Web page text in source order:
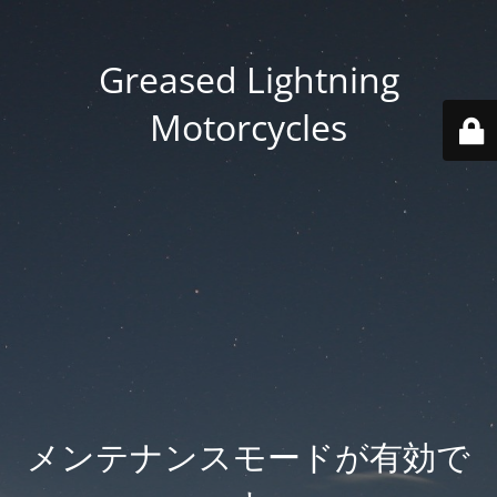
Greased Lightning
Motorcycles
メンテナンスモードが有効で